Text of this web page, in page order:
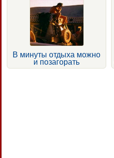
В минуты отдыха можно
и позагорать